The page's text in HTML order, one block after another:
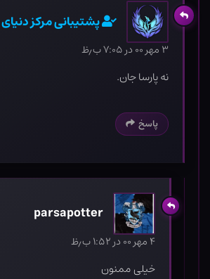
پشتیبانی مرکز
۳ مهر ۰۰ در ۷:۰۵ ب٫ظ
نه پارسا جان.
پاسخ
parsapotter
۴ مهر ۰۰ در ۱:۵۲ ب٫ظ
خیلی ممنون